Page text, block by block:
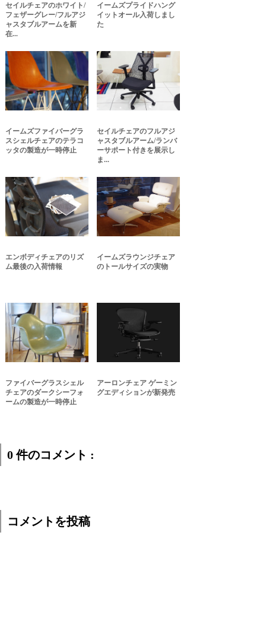
セイルチェアのホワイト/
フェザーグレー/フルアジ
ャスタブルアームを新
在...
イームズプライドハング
イットオール入荷しまし
た
イームズファイバーグラ
スシェルチェアのテラコ
ッタの製造が一時停止
セイルチェアのフルアジ
ャスタブルアーム/ランバ
ーサポート付きを展示し
ま...
エンボディチェアのリズ
ム最後の入荷情報
イームズラウンジチェア
のトールサイズの実物
ファイバーグラスシェル
チェアのダークシーフォ
ームの製造が一時停止
アーロンチェア ゲーミン
グエディションが新発売
0 件のコメント :
コメントを投稿